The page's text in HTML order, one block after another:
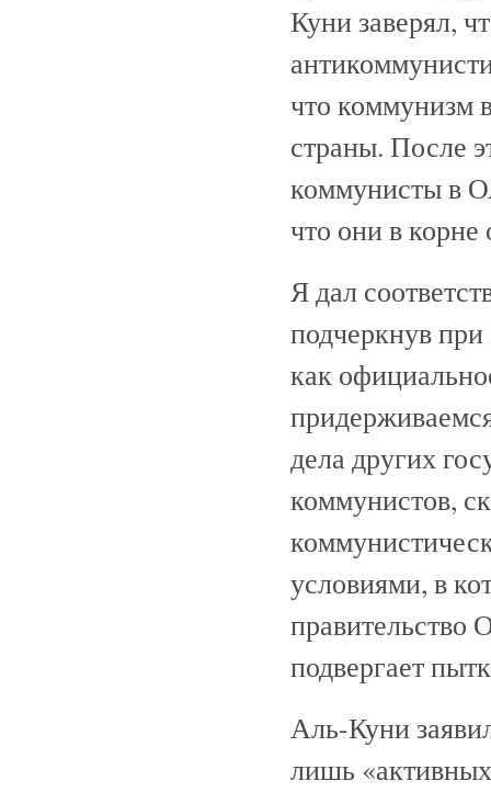
Куни заверял,
что коммунизм
страны. После
коммунисты в
что они в корне
Я дал
подчеркнув
как
дела других
коммунистов,
условиями, в
правительство
подвергает
Аль-Куни
лишь